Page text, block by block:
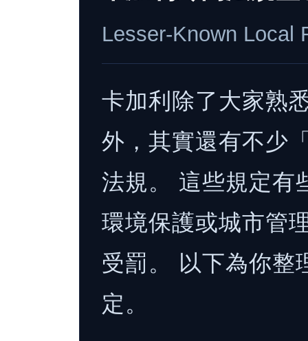
Lesser-Known Local
卡加利除了大家熟
外，其實還有不少
法規。 這些規定有
環境保護或城市管
受罰。 以下為你整
定。